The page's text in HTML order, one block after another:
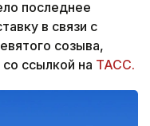
последнее
в связи с
созыва,
ссылкой на ТАСС.